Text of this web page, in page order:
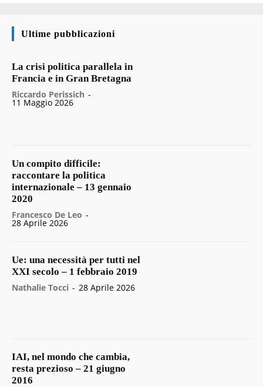
Ultime pubblicazioni
La crisi politica parallela in
Francia e in Gran Bretagna
Riccardo Perissich -
11 Maggio 2026
Un compito difficile:
raccontare la politica
internazionale – 13 gennaio
2020
Francesco De Leo -
28 Aprile 2026
Ue: una necessità per tutti nel
XXI secolo – 1 febbraio 2019
Nathalie Tocci - 28 Aprile 2026
IAI, nel mondo che cambia,
resta prezioso – 21 giugno
2016